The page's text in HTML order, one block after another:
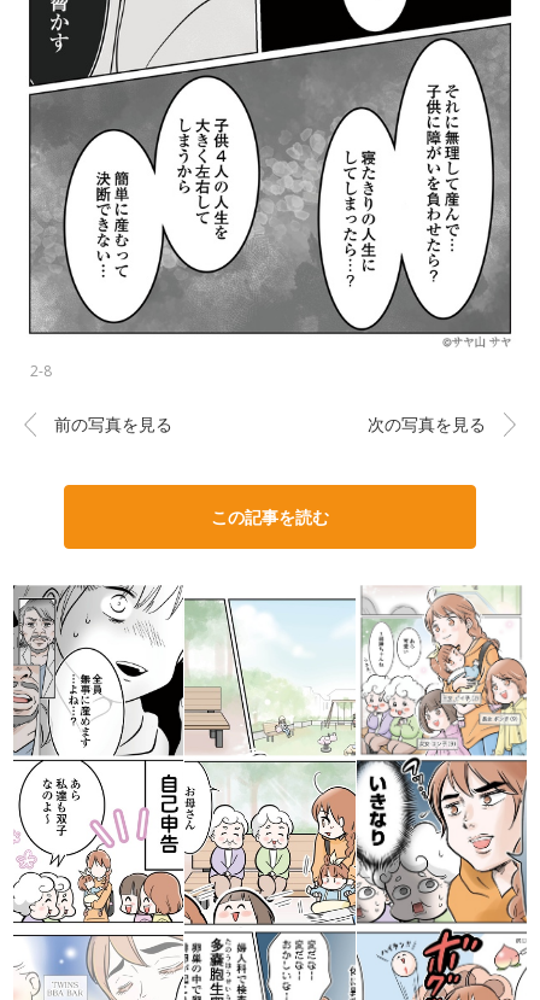
2-8
前の写真を見る 次の写真を見る
この記事を読む